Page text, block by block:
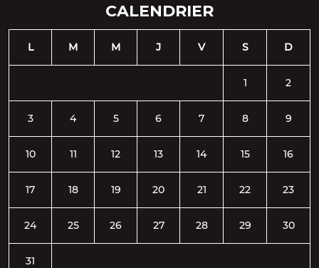
CALENDRIER
L M M J V S D
1 2
3 4 5 6 7 8 9
10 11 12 13 14 15 16
17 18 19 20 21 22 23
24 25 26 27 28 29 30
31